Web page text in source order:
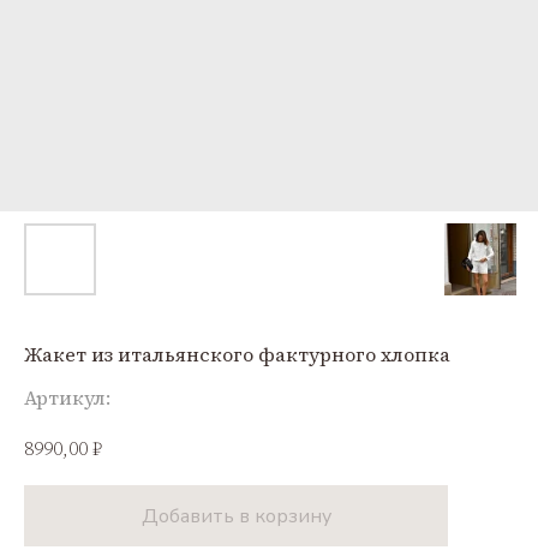
Жакет из итальянского фактурного хлопка
Артикул:
8990,00₽
Добавить в корзину